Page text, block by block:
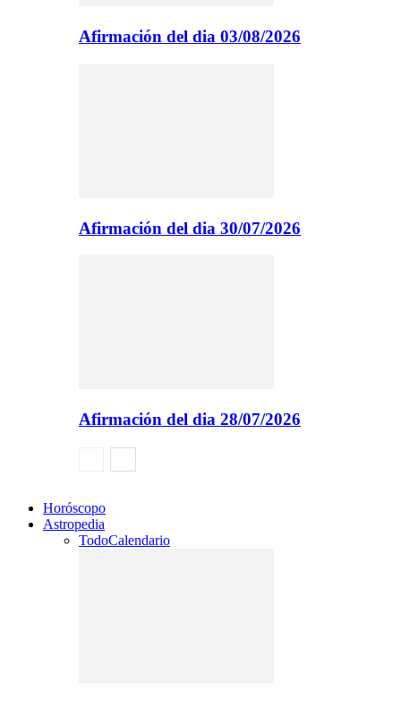
Afirmación del dia 03/08/2026
Afirmación del dia 30/07/2026
Afirmación del dia 28/07/2026
Horóscopo
Astropedia
TodoCalendario